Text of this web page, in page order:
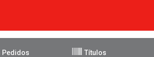
Pedidos Títulos